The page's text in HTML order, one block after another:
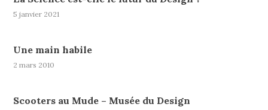
5 janvier 2021
Une main habile
2 mars 2010
Scooters au Mude – Musée du Design